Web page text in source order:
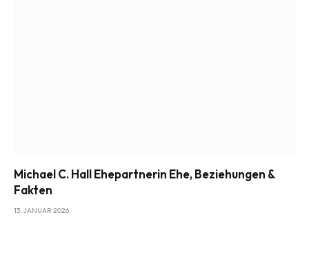
Michael C. Hall Ehepartnerin Ehe, Beziehungen &
Fakten
13. JANUAR 2026